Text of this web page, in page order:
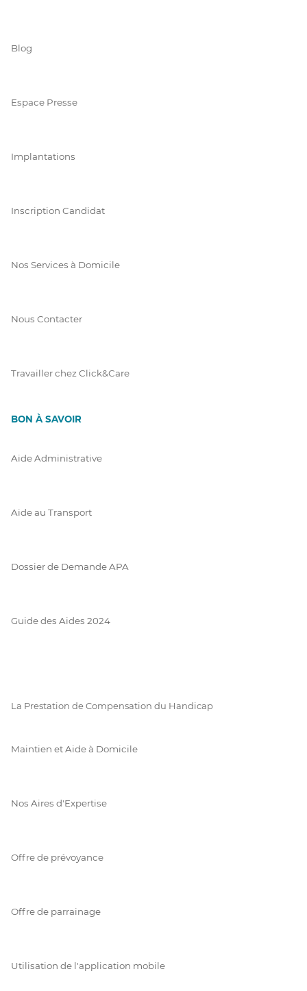
Blog
Espace Presse
Implantations
Inscription Candidat
Nos Services à Domicile
Nous Contacter
Travailler chez Click&Care
BON À SAVOIR
Aide Administrative
Aide au Transport
Dossier de Demande APA
Guide des Aides 2024
La Prestation de Compensation du Handicap
Maintien et Aide à Domicile
Nos Aires d'Expertise
Offre de prévoyance
Offre de parrainage
Utilisation de l'application mobile